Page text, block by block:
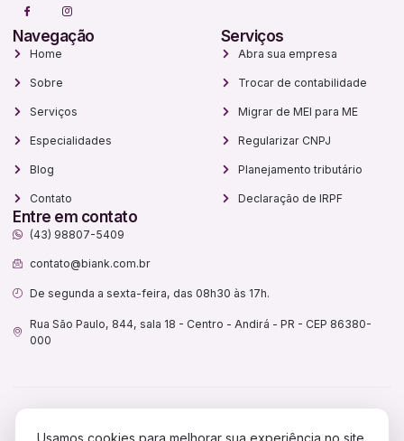
Navegação
Home
Sobre
Serviços
Especialidades
Blog
Contato
Serviços
Abra sua empresa
Trocar de contabilidade
Migrar de MEI para ME
Regularizar CNPJ
Planejamento tributário
Declaração de IRPF
Entre em contato
(43) 98807-5409
contato@biank.com.br
De segunda a sexta-feira, das 08h30 às 17h.
Rua São Paulo, 844, sala 18 - Centro - Andirá - PR - CEP 86380-
000
Usamos cookies para melhorar sua experiência no site.